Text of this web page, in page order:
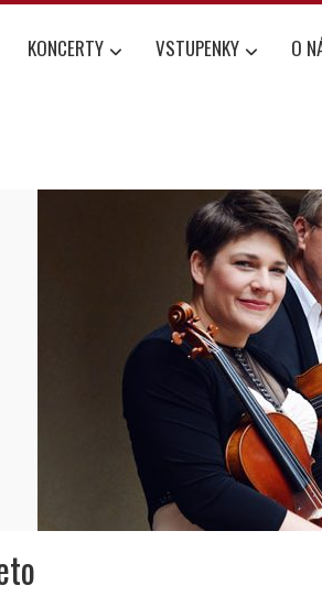
KONCERTY VSTUPENKY O